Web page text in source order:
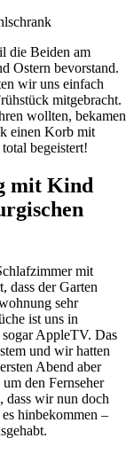
die Beiden am
Ostern bevorstand.
wir uns einfach
mitgebracht.
wollten, bekamen
einen Korb mit
begeistert!
mit Kind
mit
dass der Garten
sehr
ist uns in
AppleTV. Das
und wir hatten
Abend aber
den Fernseher
dass wir nun doch
hinbekommen –